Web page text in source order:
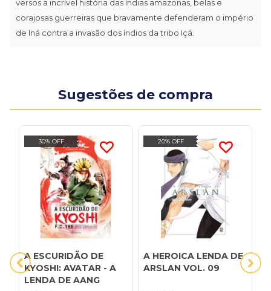
versos a incrível história das índias amazonas, belas e
corajosas guerreiras que bravamente defenderam o império
de Iná contra a invasão dos índios da tribo Içá.
Sugestões de compra
30% OFF
A ESCURIDÃO DE
KYOSHI: AVATAR - A
LENDA DE AANG
20% OFF
A HEROICA LENDA DE
ARSLAN VOL. 09